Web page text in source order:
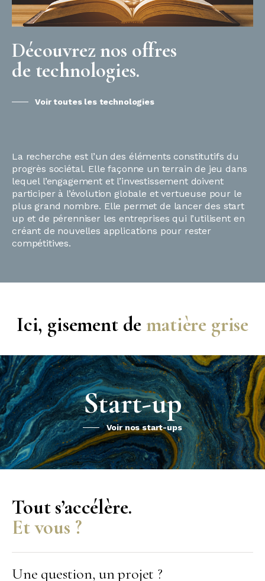
Découvrez nos offres
de technologies.
Voir toutes les technologies
La recherche est l’un des éléments constitutifs du
progrès sociétal. Elle façonne un terrain de jeu dans
lequel l’engagement et l’investissement doivent
participer à l’évolution globale et vertueuse pour le
plus grand nombre. Elle permet de lancer des start
up et de pérenniser les entreprises qui l’utilisent en
créant de nouvelles applications pour rester
compétitives.
Ici, gisement dematière grise
Start-up
Voir nos start-ups
Tout s’accélère.
Et vous ?
Une question, un projet ?